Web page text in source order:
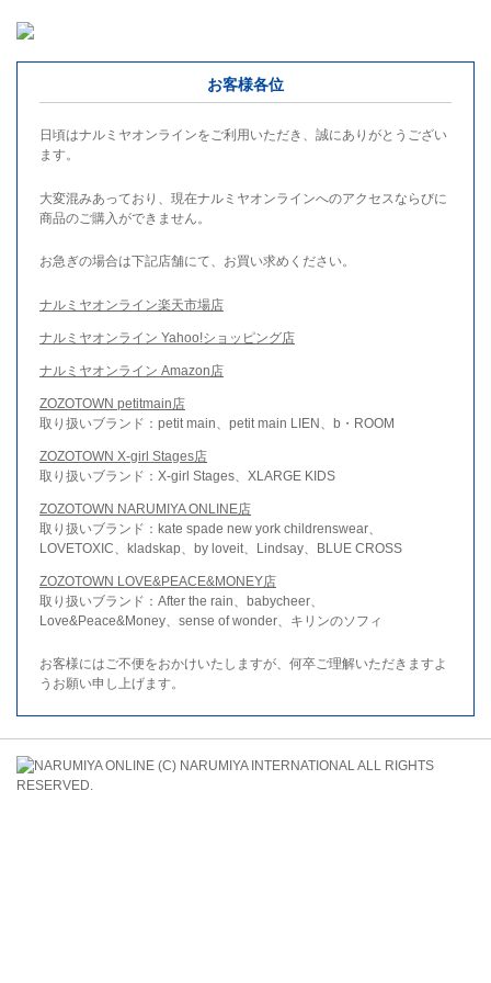
お客様各位
日頃はナルミヤオンラインをご利用いただき、誠にありがとうござい
ます。
大変混みあっており、現在ナルミヤオンラインへのアクセスならびに
商品のご購入ができません。
お急ぎの場合は下記店舗にて、お買い求めください。
ナルミヤオンライン楽天市場店
ナルミヤオンライン Yahoo!ショッピング店
ナルミヤオンライン Amazon店
ZOZOTOWN petitmain店
取り扱いブランド：petit main、petit main LIEN、b・ROOM
ZOZOTOWN X-girl Stages店
取り扱いブランド：X-girl Stages、XLARGE KIDS
ZOZOTOWN NARUMIYA ONLINE店
取り扱いブランド：kate spade new york childrenswear、
LOVETOXIC、kladskap、by loveit、Lindsay、BLUE CROSS
ZOZOTOWN LOVE&PEACE&MONEY店
取り扱いブランド：After the rain、babycheer、
Love&Peace&Money、sense of wonder、キリンのソフィ
お客様にはご不便をおかけいたしますが、何卒ご理解いただきますよ
うお願い申し上げます。